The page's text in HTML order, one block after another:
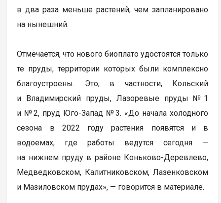
в два раза меньше растений, чем запланировано
на нынешний.
Отмечается, что нового биоплато удостоятся только
те пруды, территории которых были комплексно
благоустроены. Это, в частности, Кольский
и Владимирский пруды, Лазоревые пруды №1
и №2, пруд Юго-Запад №3. «До начала холодного
сезона в 2022 году растения появятся и в
водоемах, где работы ведутся сегодня —
на нижнем пруду в районе Коньково-Деревлево,
Медведковском, Калитниковском, Лазенковском
и Мазиловском прудах», — говорится в материале.